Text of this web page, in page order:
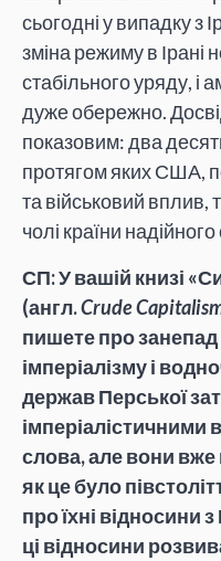
сьогодні у випадку
зміна режиму в
стабільного уряду, і
дуже обережно.
показовим: два
протягом яких США,
та військовий вплив,
чолі країни
СП: У вашій книзі
(англ.Crude
пишете про
імперіалізму і
держав Перської
імперіалістичними
слова, але вони
як це було
про їхні відносини
ці відносини